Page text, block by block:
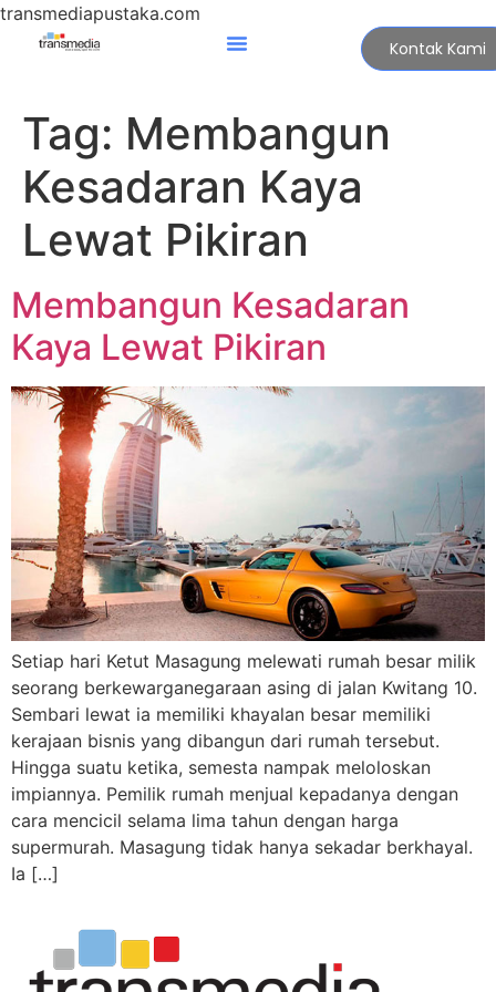
transmediapustaka.com
Kontak Kami
Tag: Membangun
Kesadaran Kaya
Lewat Pikiran
Membangun Kesadaran
Kaya Lewat Pikiran
Setiap hari Ketut Masagung melewati rumah besar milik
seorang berkewarganegaraan asing di jalan Kwitang 10.
Sembari lewat ia memiliki khayalan besar memiliki
kerajaan bisnis yang dibangun dari rumah tersebut.
Hingga suatu ketika, semesta nampak meloloskan
impiannya. Pemilik rumah menjual kepadanya dengan
cara mencicil selama lima tahun dengan harga
supermurah. Masagung tidak hanya sekadar berkhayal.
Ia […]